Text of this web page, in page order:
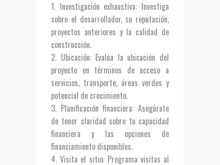
Investigación exhaustiva: Investiga
sobre el desarrollador, su reputación,
proyectos anteriores y la calidad de
construcción.
Ubicación: Evalúa la ubicación del
proyecto en términos de acceso a
servicios, transporte, áreas verdes y
potencial de crecimiento.
Planificación financiera: Asegúrate
de tener claridad sobre tu capacidad
financiera y las opciones de
financiamiento disponibles.
Visita el sitio: Programa visitas al